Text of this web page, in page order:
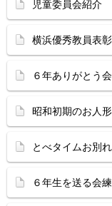
児童委員会紹介
横浜優秀教員表彰
６年ありがとう会
昭和初期のお人形
とべタイムお別
６年生を送る会